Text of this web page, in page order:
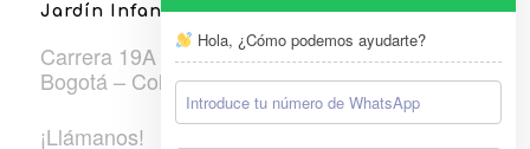
Jardín Infantil Blanco & Negro
Carrera 19A #106A-33
Bogotá – Colombia
¡Llámanos!
Hola, ¿Cómo podemos ayudarte?